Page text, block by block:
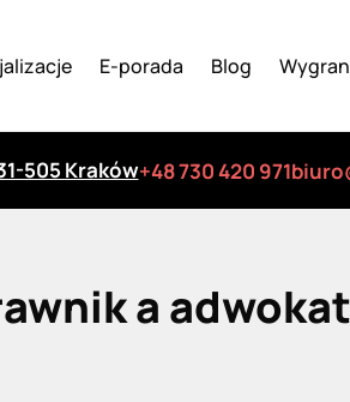
E-porada Blog
505 Kraków+48 730 420 971
a adwokat